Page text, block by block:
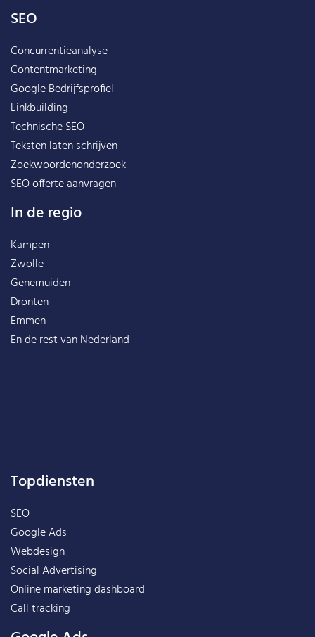
SEO
Concurrentieanalyse
Contentmarketing
Google Bedrijfsprofiel
Linkbuilding
Technische SEO
Teksten laten schrijven
Zoekwoordenonderzoek
SEO offerte aanvragen
In de regio
Kampen
Zwolle
Genemuiden
Dronten
Emmen
En de rest vanNederland
Topdiensten
SEO
Google Ads
Webdesign
Social Advertising
Online marketing dashboard
Call tracking